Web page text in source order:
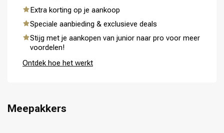
Omvorming CombiDeals
Extra korting op je aankoop
Speciale aanbieding & exclusieve deals
Stijg met je aankopen van junior naar pro voor meer
voordelen!
Ontdek hoe het werkt
Meepakkers